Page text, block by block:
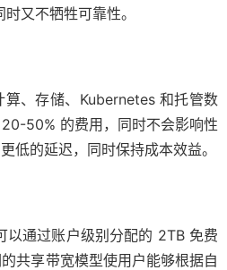
又不牺牲可靠性。
算、存储、 Kubernetes 和托管数
50% 的费用，同时不会影响性
低的延迟，同时保持成本效益。
以通过账户级别分配的 2TB 免费
共享带宽模型使用户能够根据自